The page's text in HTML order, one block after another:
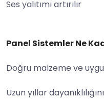
Ses yalıtımı artırılır
Panel Sistemler Ne
Doğru malzeme ve
Uzun yıllar